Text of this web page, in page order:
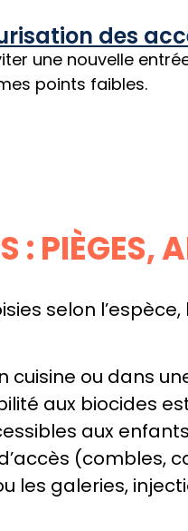
des
une nouvelle
points faibles.
: PIÈGES,
selon
ou dans
aux biocides
aux
(combles,
les galeries,